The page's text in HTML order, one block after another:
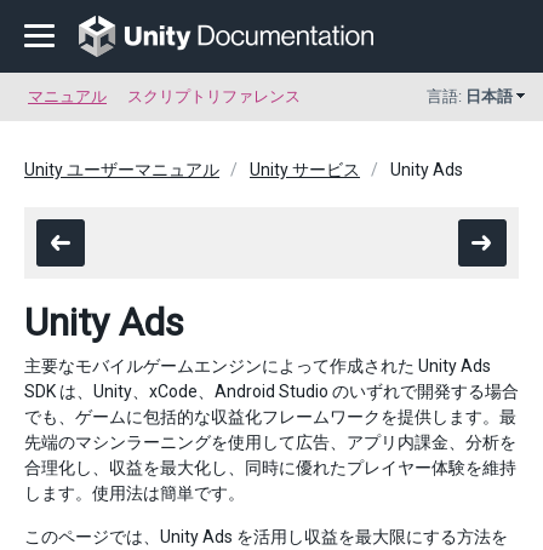
マニュアル スクリプトリファレンス 言語: 日本語
Unity ユーザーマニュアル Unity サービス Unity Ads
Unity Ads
主要なモバイルゲームエンジンによって作成された Unity Ads
SDK は、Unity、xCode、Android Studio のいずれで開発する場合
でも、ゲームに包括的な収益化フレームワークを提供します。最
先端のマシンラーニングを使用して広告、アプリ内課金、分析を
合理化し、収益を最大化し、同時に優れたプレイヤー体験を維持
します。使用法は簡単です。
このページでは、Unity Ads を活用し収益を最大限にする方法を